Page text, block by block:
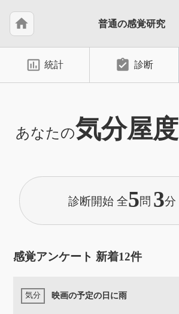
home 普通の感覚研究
insert_chart_outlined 統計 assignment_turned_in 診断
あなたの気分屋度
診断開始 全5問 3分
感覚アンケート 新着12件
映画の予定の日に雨